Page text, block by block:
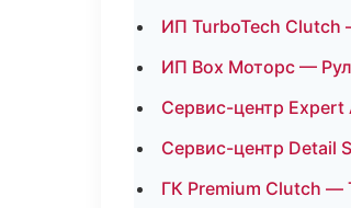
ИП TurboTech Clutch
ИП Box Моторс —
Сервис-центр
Сервис-центр Detail
ГК Premium Clutch —